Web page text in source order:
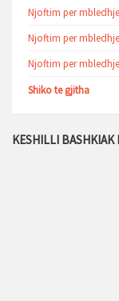
Njoftim per
Njoftim per
Njoftim per
Shiko te gjitha
KESHILLI BASHKIAK